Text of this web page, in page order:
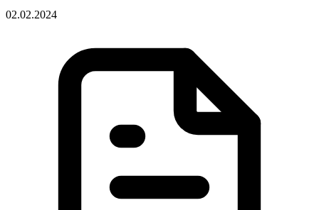
02.02.2024